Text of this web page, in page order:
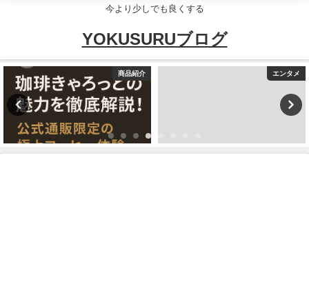
今より少しでも良くする
YOKUSURUブログ
商品紹介 エンタメ